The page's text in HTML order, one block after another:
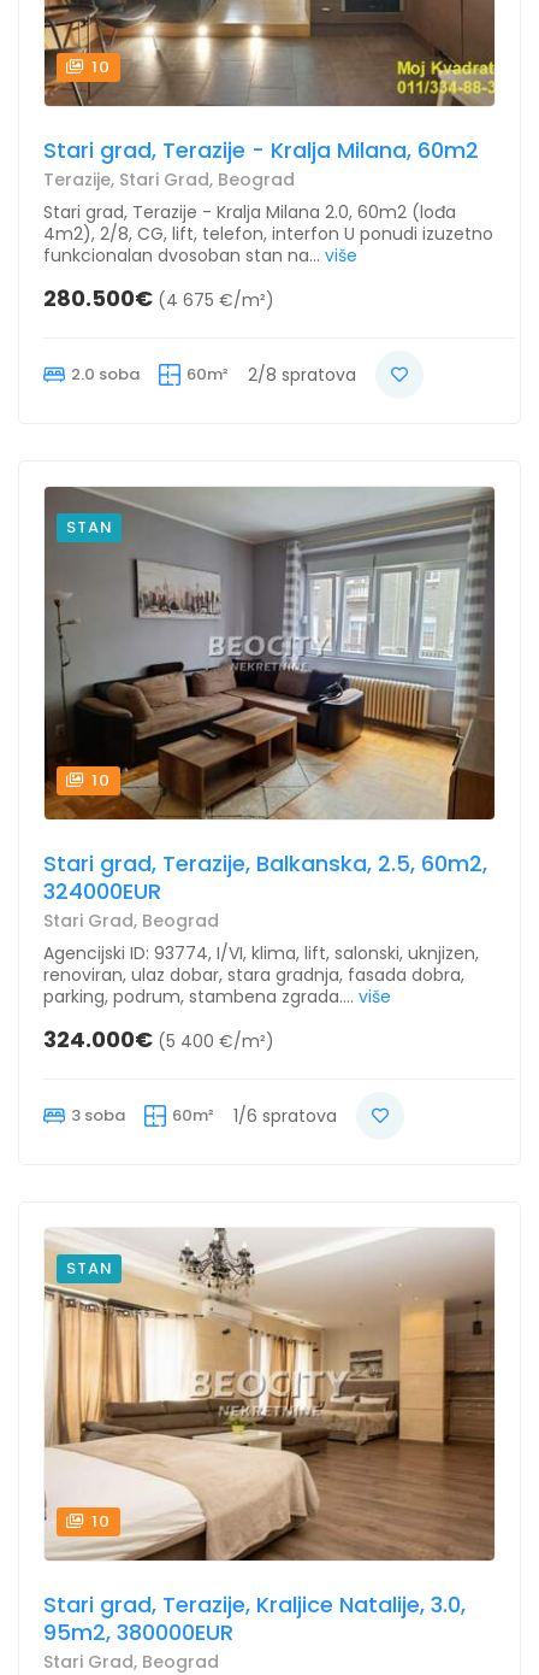
10
Stari grad, Terazije - Kralja Milana, 60m2
Terazije, Stari Grad, Beograd
Stari grad, Terazije - Kralja Milana 2.0, 60m2 (lođa
4m2), 2/8, CG, lift, telefon, interfon U ponudi izuzetno
funkcionalan dvosoban stan na... više
280.500€ (4 675 €/m²)
2.0 soba 60m² 2/8 spratova
STAN
10
Stari grad, Terazije, Balkanska, 2.5, 60m2,
324000EUR
Stari Grad, Beograd
Agencijski ID: 93774, I/VI, klima, lift, salonski, uknjizen,
renoviran, ulaz dobar, stara gradnja, fasada dobra,
parking, podrum, stambena zgrada.... više
324.000€ (5 400 €/m²)
3 soba 60m² 1/6 spratova
STAN
10
Stari grad, Terazije, Kraljice Natalije, 3.0,
95m2, 380000EUR
Stari Grad, Beograd